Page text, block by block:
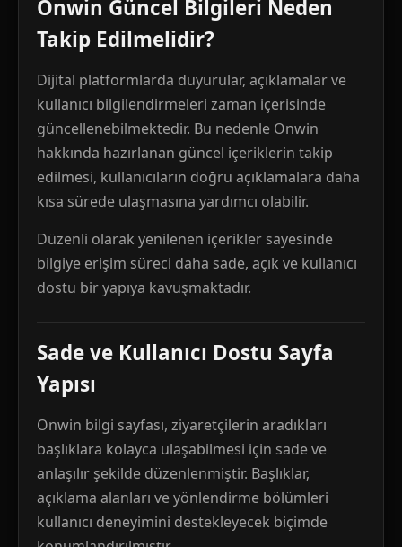
Onwin Güncel Bilgileri Neden
Takip Edilmelidir?
Dijital platformlarda duyurular, açıklamalar ve
kullanıcı bilgilendirmeleri zaman içerisinde
güncellenebilmektedir. Bu nedenle Onwin
hakkında hazırlanan güncel içeriklerin takip
edilmesi, kullanıcıların doğru açıklamalara daha
kısa sürede ulaşmasına yardımcı olabilir.
Düzenli olarak yenilenen içerikler sayesinde
bilgiye erişim süreci daha sade, açık ve kullanıcı
dostu bir yapıya kavuşmaktadır.
Sade ve Kullanıcı Dostu Sayfa
Yapısı
Onwin bilgi sayfası, ziyaretçilerin aradıkları
başlıklara kolayca ulaşabilmesi için sade ve
anlaşılır şekilde düzenlenmiştir. Başlıklar,
açıklama alanları ve yönlendirme bölümleri
kullanıcı deneyimini destekleyecek biçimde